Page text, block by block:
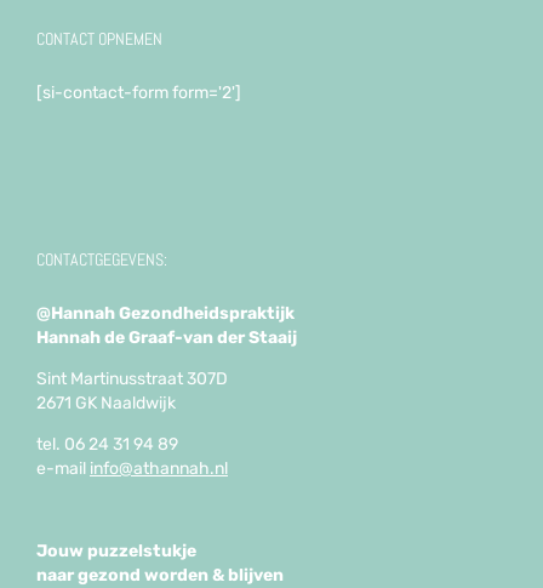
CONTACT OPNEMEN
[si-contact-form form='2']
CONTACTGEGEVENS:
@Hannah Gezondheidspraktijk
Hannah de Graaf-van der Staaij
Sint Martinusstraat 307D
2671 GK Naaldwijk
tel. 06 24 31 94 89
e-mail info@athannah.nl
Jouw puzzelstukje
naar gezond worden & blijven